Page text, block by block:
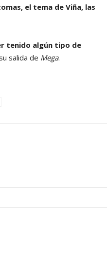
el tema de Viña, las
tenido algún tipo de
salida de Mega.